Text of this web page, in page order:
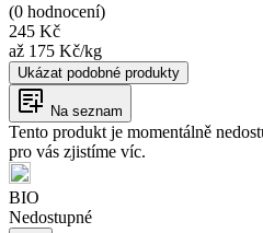
(0 hodnocení)
245 Kč
až 175 Kč/kg
Ukázat podobné produkty
Na seznam
Tento produkt je momentálně
pro vás zjistíme víc.
BIO
Nedostupné